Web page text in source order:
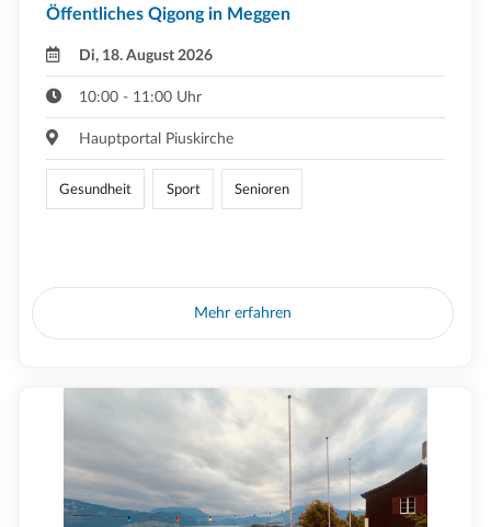
Öffentliches Qigong in Meggen
Di, 18. August 2026
10:00 - 11:00 Uhr
Hauptportal Piuskirche
Gesundheit Sport Senioren
Mehr erfahren